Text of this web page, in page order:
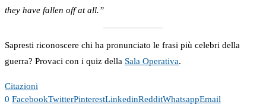
they have fallen off at all.”
Sapresti riconoscere chi ha pronunciato le frasi più celebri della
guerra? Provaci con i quiz della Sala Operativa.
Citazioni
0 FacebookTwitterPinterestLinkedinRedditWhatsappEmail